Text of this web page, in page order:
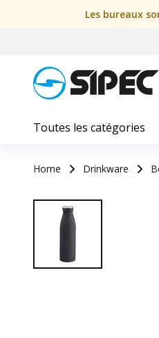
Les bureaux
Toutes les catégories
Home Drinkware